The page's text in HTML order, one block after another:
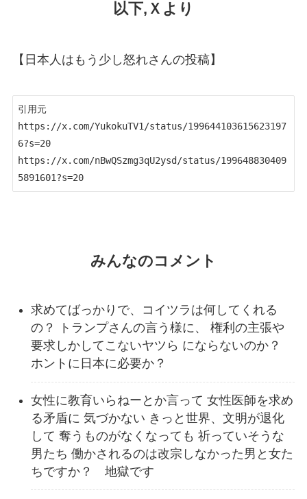
以下,Ｘより
【日本人はもう少し怒れさんの投稿】
引用元
https://x.com/YukokuTV1/status/199644103615623197
6?s=20
https://x.com/nBwQSzmg3qU2ysd/status/199648830409
5891601?s=20
みんなのコメント
求めてばっかりで、コイツラは何してくれる
の？ トランプさんの言う様に、 権利の主張や
要求しかしてこないヤツら にならないのか？
ホントに日本に必要か？
女性に教育いらねーとか言って 女性医師を求め
る矛盾に 気づかない きっと世界、文明が退化
して 奪うものがなくなっても 祈っていそうな
男たち 働かされるのは改宗しなかった男と女た
ちですか？ 地獄です